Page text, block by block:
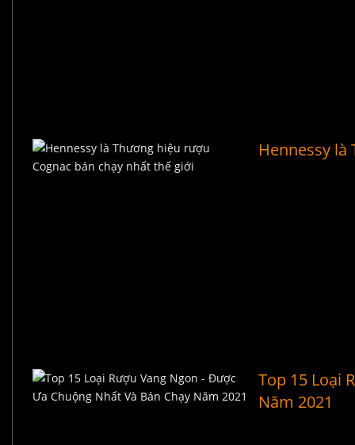
Hennessy
Top 15 Loại
Năm 2021